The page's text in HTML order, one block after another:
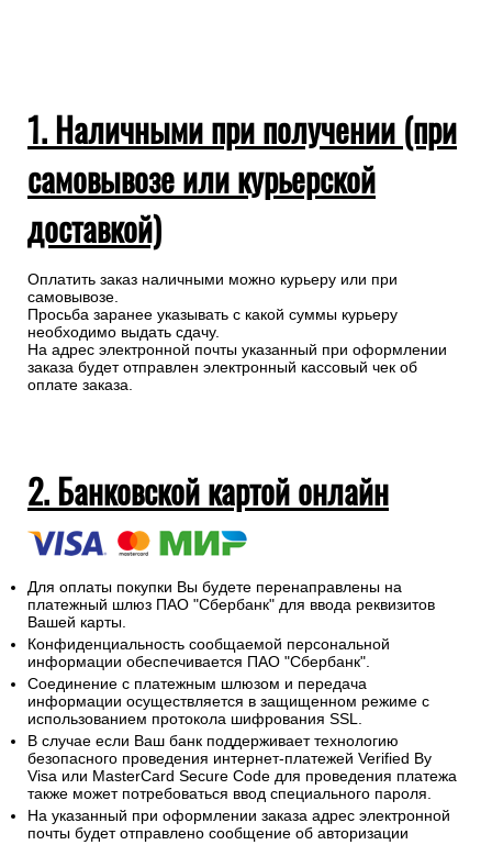
1. Наличными при получении (при
самовывозе или курьерской
доставкой)
Оплатить заказ наличными можно курьеру или при
самовывозе.
Просьба заранее указывать с какой суммы курьеру
необходимо выдать сдачу.
На адрес электронной почты указанный при оформлении
заказа будет отправлен электронный кассовый чек об
оплате заказа.
2. Банковской картой онлайн
Для оплаты покупки Вы будете перенаправлены на
платежный шлюз ПАО "Сбербанк" для ввода реквизитов
Вашей карты.
Конфиденциальность сообщаемой персональной
информации обеспечивается ПАО "Сбербанк".
Соединение с платежным шлюзом и передача
информации осуществляется в защищенном режиме с
использованием протокола шифрования SSL.
В случае если Ваш банк поддерживает технологию
безопасного проведения интернет-платежей Verified By
Visa или MasterCard Secure Code для проведения платежа
также может потребоваться ввод специального пароля.
На указанный при оформлении заказа адрес электронной
почты будет отправлено сообщение об авторизации